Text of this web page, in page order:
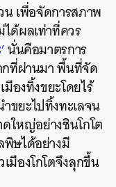
น เพื่อจัดการสภาพ
ด้ผลเท่าที่ควร
นั่นคือมาตรการ
กที่ผ่านมา พื้นที่จัด
องทิ้งขยะโดยไร้
ขยะไปทิ้งทะเลจน
ดใหญ่อย่างชินโกโต
ษได้อย่างมี
มืองโกโตจึงลุกขึ้น